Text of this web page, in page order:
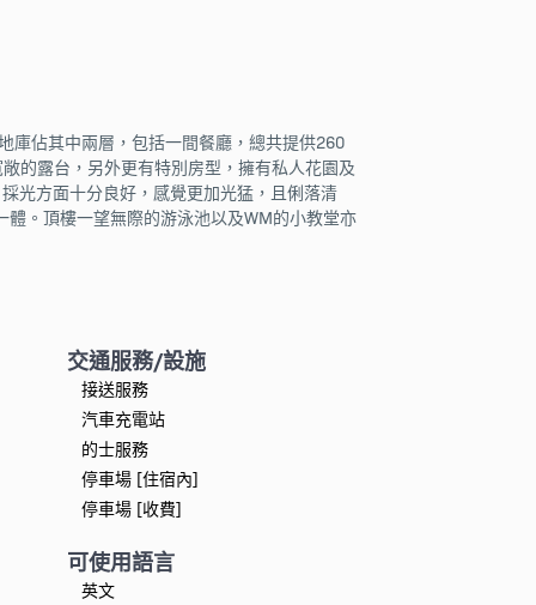
庫佔其中兩層，包括一間餐廳，總共提供260
的露台，另外更有特別房型，擁有私人花園及
光方面十分良好，感覺更加光猛，且俐落清
。頂樓一望無際的游泳池以及WM的小教堂亦
交通服務/設施
接送服務
汽車充電站
的士服務
停車場 [住宿內]
停車場 [收費]
可使用語言
英文